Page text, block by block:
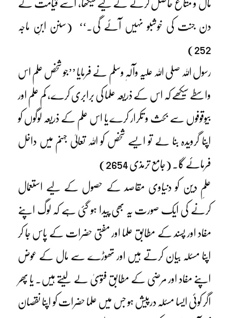
مال و متاع حاصل کرنے کے لیے سیکھا، اسے قیامت کے
دن جنت کی خوشبو نہیں آئے گی۔‘‘ (سنن ابنِ ماجہ
252)
رسول اللہ صلی اللہ علیہ وآلہٖ وسلم نے فرمایا ’’جو شخص علم اس
واسطے سیکھے کہ اس کے ذریعہ علما کی برابری کرے، کم علم اور
بیوقوفوں سے بحث و تکرار کرے یا اس علم کے ذریعہ لوگوں کو
اپنا گرویدہ بنا لے تو ایسے شخص کو اللہ تعالیٰ جہنم میں داخل
فرمائے گا۔ (جامع ترمذی 2654)
علمِ دین کو دنیاوی مقاصد کے حصول کے لیے استعمال
کرنے کی ایک صورت یہ بھی پیدا ہو گئی ہے کہ لوگ اپنے
مفاد اور پسند کے مطابق علما اور مفتی حضرات کے پاس جا کر
اپنا مسئلہ بیان کرتے ہیں اور تھوڑے سے مال کے عوض
اپنے مفاد اور مرضی کے مطابق فتویٰ لے لیتے ہیں۔ یا پھر
اگر کوئی ایسا مسئلہ درپیش ہو جس میں علما حضرات کو اپنا نقصان